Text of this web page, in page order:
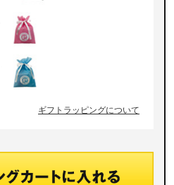
ギフトラッピングについて